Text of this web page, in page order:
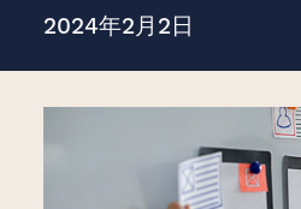
2024年2月2日